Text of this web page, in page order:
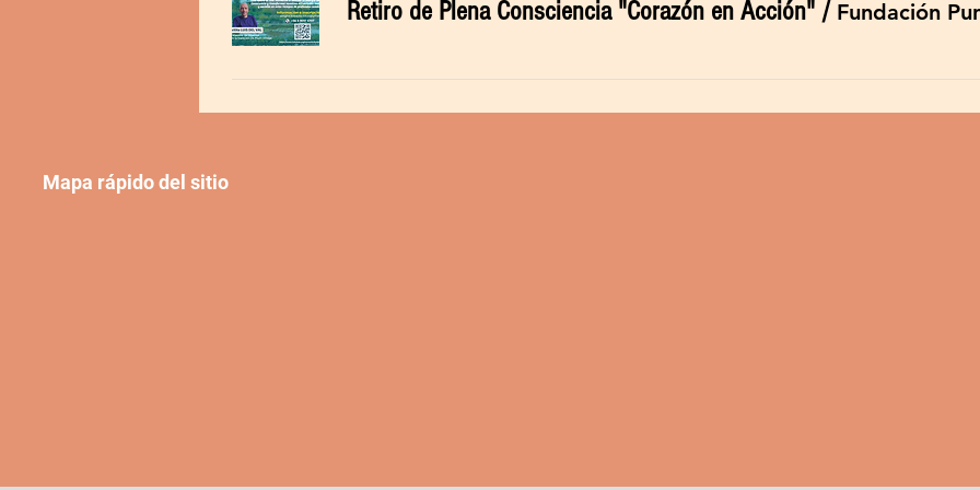
Retiro de Plena Consciencia "Corazón en Acción" / Fundación
Mapa rápido del sitio